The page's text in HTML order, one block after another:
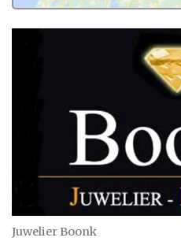
Juwelier Boonk